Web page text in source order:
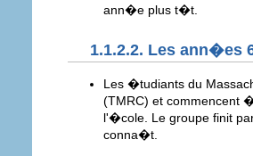
ann�e plus t�t.
1.1.2.2. Les ann�es
Les �tudiants du
(TMRC) et commencent
l'�cole. Le groupe finit
conna�t.